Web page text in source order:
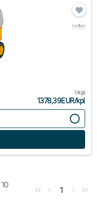
1/kpl
1378,39EUR/kpl
10
1